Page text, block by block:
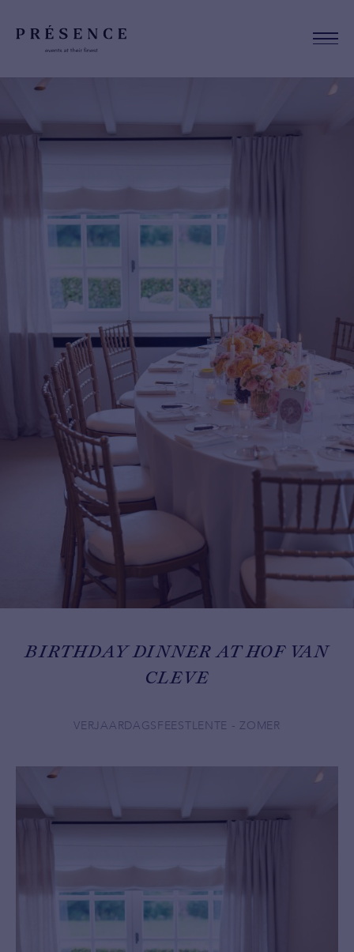
BIRTHDAY DINNER AT HOF VAN
CLEVE
VERJAARDAGSFEESTLENTE - ZOMER